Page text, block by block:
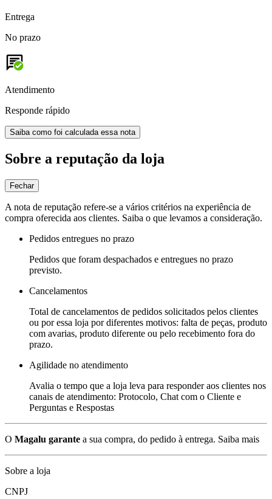
Entrega
No prazo
Atendimento
Responde rápido
Saiba como foi calculada essa nota
Sobre a reputação da loja
Fechar
A nota de reputação refere-se a vários critérios na experiência de
compra oferecida aos clientes. Saiba o que levamos a consideração.
Pedidos entregues no prazo
Pedidos que foram despachados e entregues no prazo
previsto.
Cancelamentos
Total de cancelamentos de pedidos solicitados pelos clientes
ou por essa loja por diferentes motivos: falta de peças, produto
com avarias, produto diferente ou pelo recebimento fora do
prazo.
Agilidade no atendimento
Avalia o tempo que a loja leva para responder aos clientes nos
canais de atendimento: Protocolo, Chat com o Cliente e
Perguntas e Respostas
O Magalu garante a sua compra, do pedido à entrega. Saiba mais
Sobre a loja
CNPJ